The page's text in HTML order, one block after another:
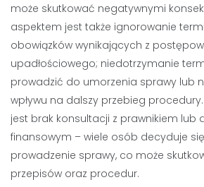
może skutkować negatywnymi
aspektem jest także ignorowanie
obowiązków wynikających z
upadłościowego; niedotrzymanie
prowadzić do umorzenia sprawy lub
wpływu na dalszy przebieg
jest brak konsultacji z prawnikiem lub
finansowym – wiele osób decyduje
prowadzenie sprawy, co może
przepisów oraz procedur.